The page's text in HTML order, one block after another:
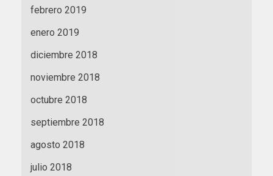
febrero 2019
enero 2019
diciembre 2018
noviembre 2018
octubre 2018
septiembre 2018
agosto 2018
julio 2018